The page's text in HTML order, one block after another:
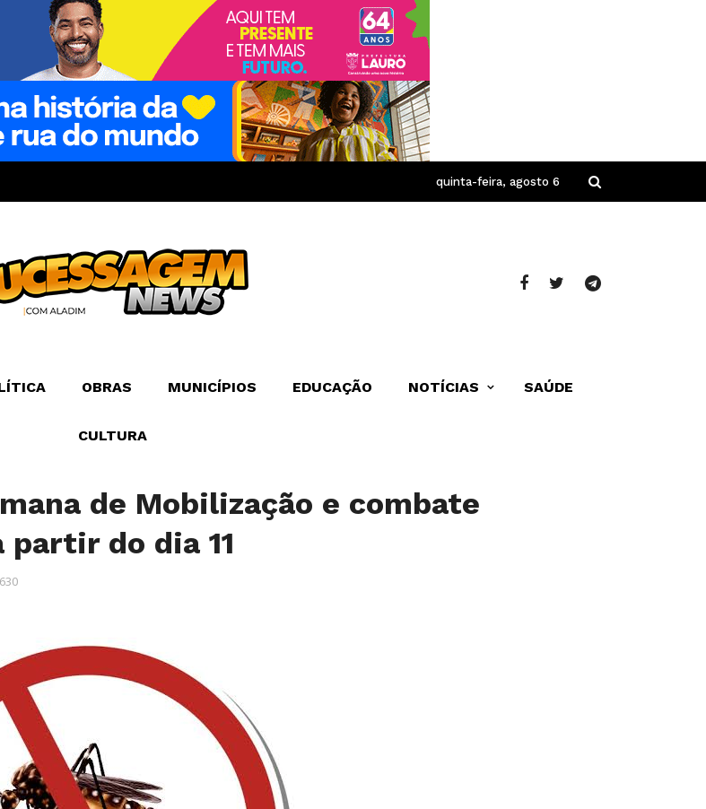
quinta-feira, agosto 6
OBRAS MUNICÍPIOS EDUCAÇÃO NOTÍCIAS SAÚDE
CULTURA
de Mobilização e combate
partir do dia 11
630